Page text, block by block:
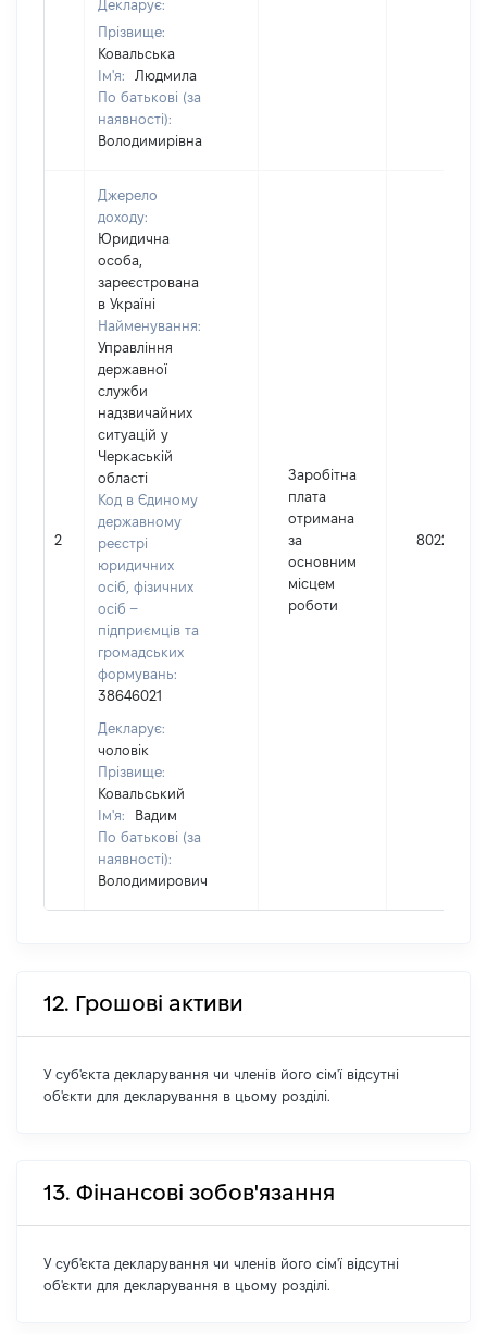
Декларує:
Прізвище:
Ковальська
Ім'я:
Людмила
По батькові (за
наявності):
Володимирівна
2
Джерело
доходу:
Юридична
особа,
зареєстрована
в Україні
Найменування:
Управління
державної
служби
надзвичайних
ситуацій у
Черкаській
області
Код в Єдиному
державному
реєстрі
юридичних
осіб, фізичних
осіб –
підприємців та
громадських
формувань:
38646021
Декларує:
чоловік
Прізвище:
Ковальський
Ім'я:
Вадим
По батькові (за
наявності):
Володимирович
Заробітна
плата
отримана
за
основним
місцем
роботи
80229
12. Грошові активи
У суб'єкта декларування чи членів його сім'ї відсутні
об'єкти для декларування в цьому розділі.
13. Фінансові зобов'язання
У суб'єкта декларування чи членів його сім'ї відсутні
об'єкти для декларування в цьому розділі.